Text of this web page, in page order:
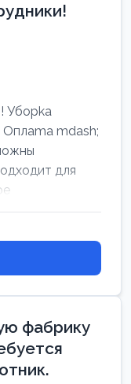
Убоpkа
Оплаma mdash;
для
фабрику